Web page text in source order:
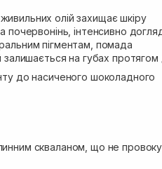
олій захищає шкіру
почервонінь, інтенсивно
пігментам, помада
залишається на губах протягом
до насиченого шоколадного
скваланом, що не